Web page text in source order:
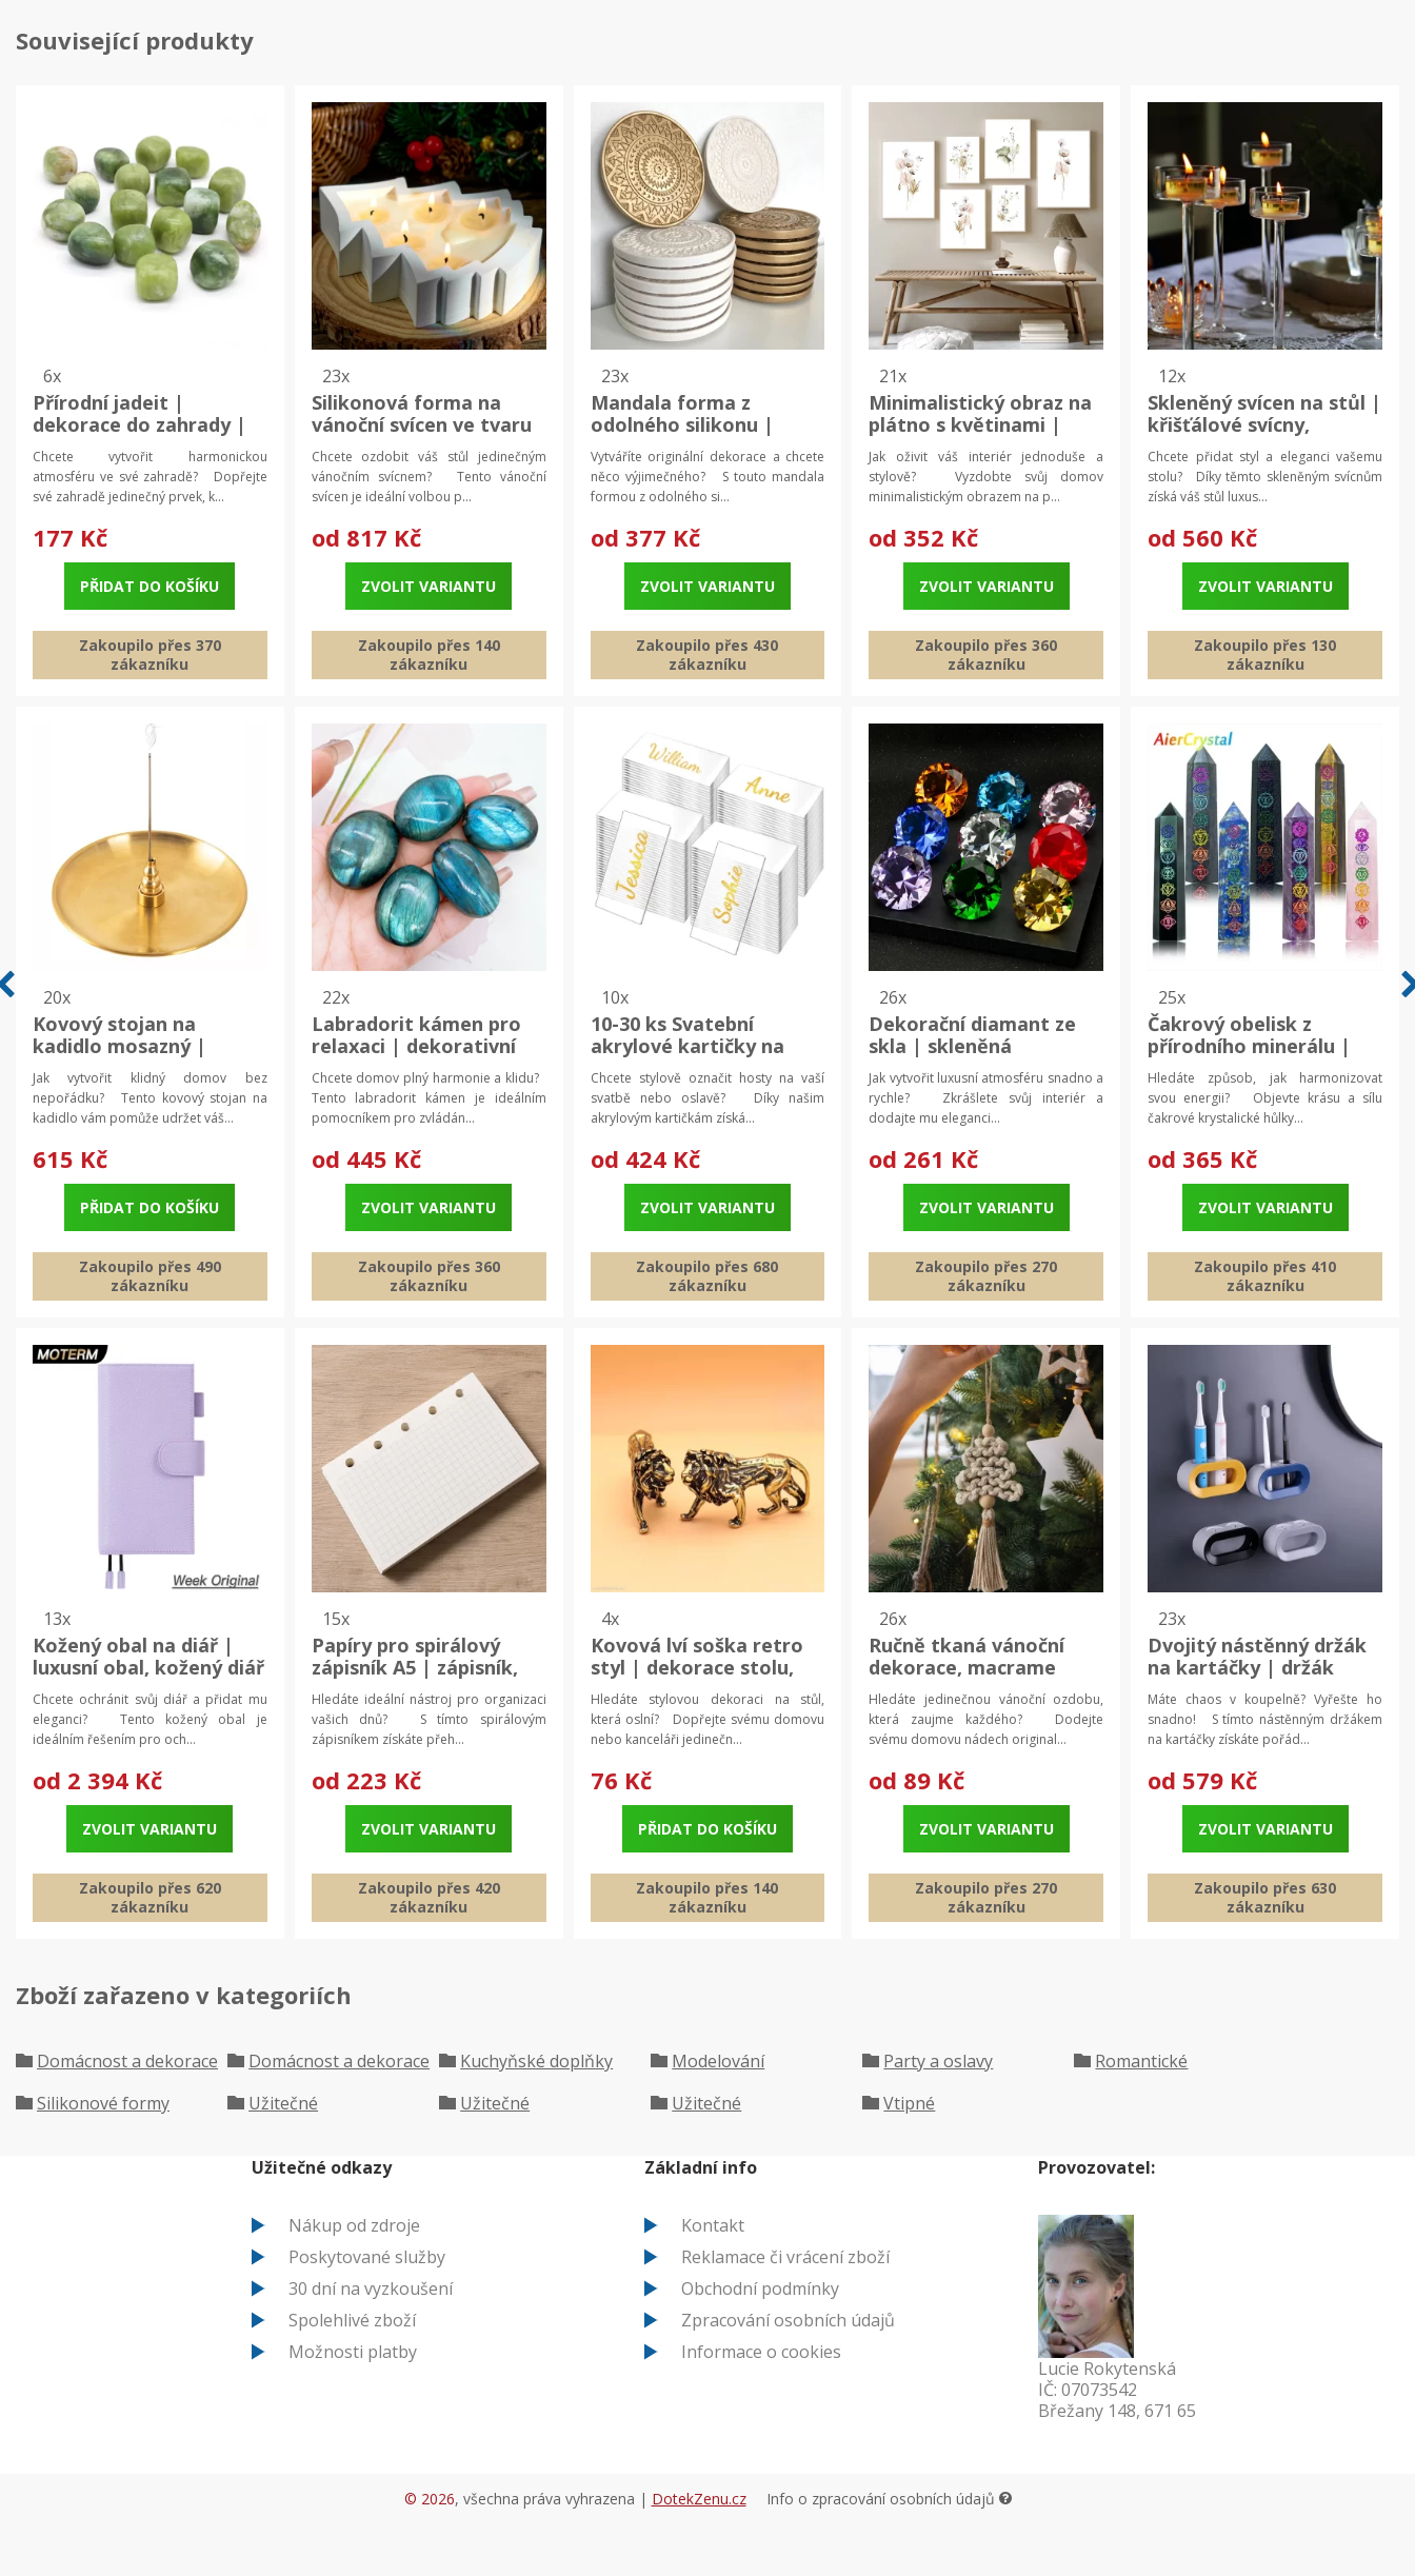
Související produkty
6x
Přírodní jadeit |
dekorace do zahrady |
zahradní dekorace |
harmonizační kámen |
přírodní minerál
Chcete vytvořit harmonickou
atmosféru ve své zahradě? Dopřejte
své zahradě jedinečný prvek, k...
177 Kč
PŘIDAT DO KOŠÍKU
Zakoupilo přes 370
zákazníku
23x
Silikonová forma na
vánoční svícen ve tvaru
stromku pro ruční
výrobu | silikonová
forma | diy svícen
Chcete ozdobit váš stůl jedinečným
vánočním svícnem? Tento vánoční
svícen je ideální volbou p...
od 817 Kč
ZVOLIT VARIANTU
Zakoupilo přes 140
zákazníku
23x
Mandala forma z
odolného silikonu |
forma na beton, forma
na epoxid
Vytváříte originální dekorace a chcete
něco výjimečného? S touto mandala
formou z odolného si...
od 377 Kč
ZVOLIT VARIANTU
Zakoupilo přes 430
zákazníku
21x
Minimalistický obraz na
plátno s květinami |
nástěnný obraz, plátno s
motivem květin
Jak oživit váš interiér jednoduše a
stylově? Vyzdobte svůj domov
minimalistickým obrazem na p...
od 352 Kč
ZVOLIT VARIANTU
Zakoupilo přes 360
zákazníku
12x
Skleněný svícen na stůl |
křišťálové svícny,
dekorace na stůl
Chcete přidat styl a eleganci vašemu
stolu? Díky těmto skleněným svícnům
získá váš stůl luxus...
od 560 Kč
ZVOLIT VARIANTU
Zakoupilo přes 130
zákazníku
20x
Kovový stojan na
kadidlo mosazný |
dekorace domova |
budhistické potřeby
Jak vytvořit klidný domov bez
nepořádku? Tento kovový stojan na
kadidlo vám pomůže udržet váš...
615 Kč
PŘIDAT DO KOŠÍKU
Zakoupilo přes 490
zákazníku
22x
Labradorit kámen pro
relaxaci | dekorativní
kámen, přírodní krystal
Chcete domov plný harmonie a klidu?
Tento labradorit kámen je ideálním
pomocníkem pro zvládán...
od 445 Kč
ZVOLIT VARIANTU
Zakoupilo přes 360
zákazníku
10x
10-30 ks Svatební
akrylové kartičky na
stůl | dekorativní
cedulky | označení
hostů
Chcete stylově označit hosty na vaší
svatbě nebo oslavě? Díky našim
akrylovým kartičkám získá...
od 424 Kč
ZVOLIT VARIANTU
Zakoupilo přes 680
zákazníku
26x
Dekorační diamant ze
skla | skleněná
dekorace, ozdobné sklo
Jak vytvořit luxusní atmosféru snadno a
rychle? Zkrášlete svůj interiér a
dodajte mu eleganci...
od 261 Kč
ZVOLIT VARIANTU
Zakoupilo přes 270
zákazníku
25x
Čakrový obelisk z
přírodního minerálu |
čakrový krystal |
krystalická hůlka
Hledáte způsob, jak harmonizovat
svou energii? Objevte krásu a sílu
čakrové krystalické hůlky...
od 365 Kč
ZVOLIT VARIANTU
Zakoupilo přes 410
zákazníku
13x
Kožený obal na diář |
luxusní obal, kožený diář
Chcete ochránit svůj diář a přidat mu
eleganci? Tento kožený obal je
ideálním řešením pro och...
od 2 394 Kč
ZVOLIT VARIANTU
Zakoupilo přes 620
zákazníku
15x
Papíry pro spirálový
zápisník A5 | zápisník,
plánovač
Hledáte ideální nástroj pro organizaci
vašich dnů? S tímto spirálovým
zápisníkem získáte přeh...
od 223 Kč
ZVOLIT VARIANTU
Zakoupilo přes 420
zákazníku
4x
Kovová lví soška retro
styl | dekorace stolu,
mini soška
Hledáte stylovou dekoraci na stůl,
která oslní? Dopřejte svému domovu
nebo kanceláři jedinečn...
76 Kč
PŘIDAT DO KOŠÍKU
Zakoupilo přes 140
zákazníku
26x
Ručně tkaná vánoční
dekorace, macrame
boho styl | vánoční
ozdoba | závěsná
dekorace
Hledáte jedinečnou vánoční ozdobu,
která zaujme každého? Dodejte
svému domovu nádech original...
od 89 Kč
ZVOLIT VARIANTU
Zakoupilo přes 270
zákazníku
23x
Dvojitý nástěnný držák
na kartáčky | držák
kartáčků | koupelnové
doplňky
Máte chaos v koupelně? Vyřešte ho
snadno! S tímto nástěnným držákem
na kartáčky získáte pořád...
od 579 Kč
ZVOLIT VARIANTU
Zakoupilo přes 630
zákazníku
Zboží zařazeno v kategoriích
Domácnost a dekorace Domácnost a dekorace Kuchyňské doplňky Modelování Party a oslavy
Romantické
Silikonové formy
Užitečné Užitečné Užitečné Vtipné
Užitečné odkazy
Nákup od zdroje
Poskytované služby
30 dní na vyzkoušení
Spolehlivé zboží
Možnosti platby
Základní info
Kontakt
Reklamace či vrácení zboží
Obchodní podmínky
Zpracování osobních údajů
Informace o cookies
Provozovatel:
Lucie Rokytenská
IČ: 07073542
Břežany 148, 671 65
© 2026, všechna práva vyhrazena | DotekZenu.cz Info o zpracování osobních údajů